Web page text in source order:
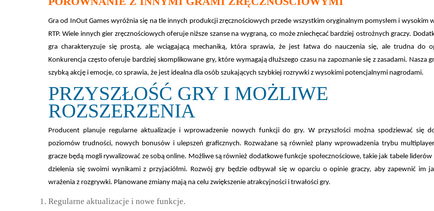
Gra od InOut Games wyróżnia się na tle innych produkcji zręcznościowych przede wszystkim oryginalnym pomysłem i wysokim
RTP. Wiele innych gier zręcznościowych oferuje niższe szanse na wygraną, co może zniechęcać bardziej ostrożnych graczy.
gra charakteryzuje się prostą, ale wciągającą mechaniką, która sprawia, że jest łatwa do nauczenia się, ale trudna do
Konkurencja często oferuje bardziej skomplikowane gry, które wymagają dłuższego czasu na zapoznanie się z zasadami. Nasza
szybką akcję i emocje, co sprawia, że jest idealna dla osób szukających szybkiej rozrywki z wysokimi potencjalnymi nagrodami.
PRZYSZŁOŚĆ GRY I MOŻLIWE
ROZSZERZENIA
Producent planuje regularne aktualizacje i wprowadzenie nowych funkcji do gry. W przyszłości można spodziewać się
poziomów trudności, nowych bonusów i ulepszeń graficznych. Rozważane są również plany wprowadzenia trybu
gracze będą mogli rywalizować ze sobą online. Możliwe są również dodatkowe funkcje społecznościowe, takie jak tabele
dzielenia się swoimi wynikami z przyjaciółmi. Rozwój gry będzie odbywał się w oparciu o opinie graczy, aby zapewnić im
wrażenia z rozgrywki. Planowane zmiany mają na celu zwiększenie atrakcyjności i trwałości gry.
Regularne aktualizacje i nowe funkcje.